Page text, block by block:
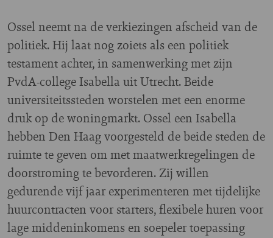
Ossel neemt na de verkiezingen afscheid van de
politiek. Hij laat nog zoiets als een politiek
testament achter, in samenwerking met zijn
PvdA-college Isabella uit Utrecht. Beide
universiteitssteden worstelen met een enorme
druk op de woningmarkt. Ossel een Isabella
hebben Den Haag voorgesteld de beide steden de
ruimte te geven om met maatwerkregelingen de
doorstroming te bevorderen. Zij willen
gedurende vijf jaar experimenteren met tijdelijke
huurcontracten voor starters, flexibele huren voor
lage middeninkomens en soepeler toepassing